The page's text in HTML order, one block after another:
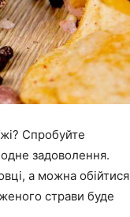
Спробуйте
задоволення.
а можна обійтися
страви буде